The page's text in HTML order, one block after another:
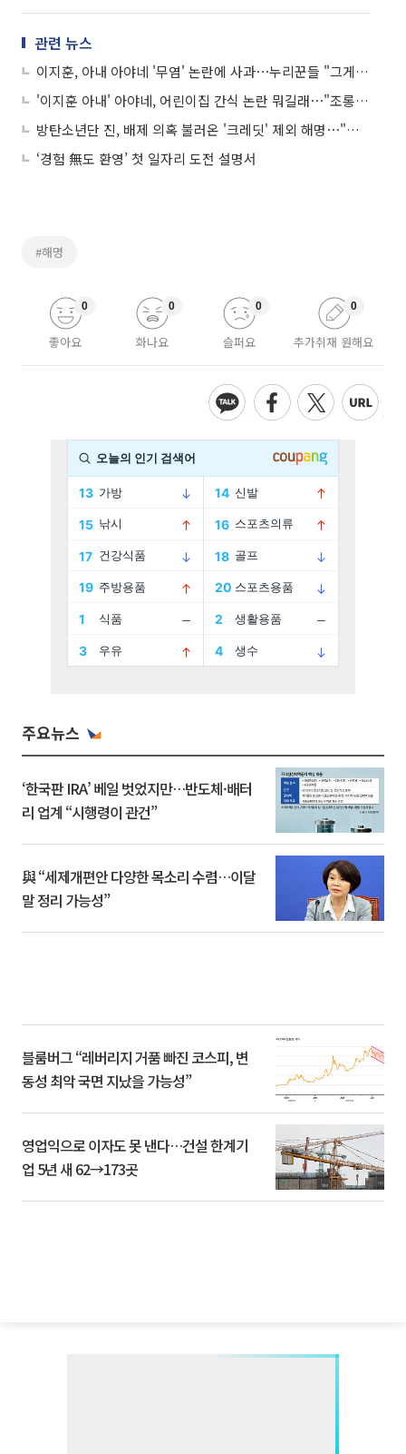
관련 뉴스
이지훈, 아내 아야네 '무염' 논란에 사과⋯누리꾼들 "그게 문제가 아닌데"
'이지훈 아내' 아야네, 어린이집 간식 논란 뭐길래⋯"조롱 대상 돼 속상"
방탄소년단 진, 배제 의혹 불러온 '크레딧' 제외 해명⋯"당시 최선의 선택"
‘경험 無도 환영’ 첫 일자리 도전 설명서
#해명
좋아요
0
화나요
0
슬퍼요
0
추가취재 원해요
0
주요뉴스
‘한국판 IRA’ 베일 벗었지만…반도체·배터
리 업계 “시행령이 관건”
與 “세제개편안 다양한 목소리 수렴…이달
말 정리 가능성”
블룸버그 “레버리지 거품 빠진 코스피, 변
동성 최악 국면 지났을 가능성”
영업익으로 이자도 못 낸다…건설 한계기
업 5년 새 62→173곳